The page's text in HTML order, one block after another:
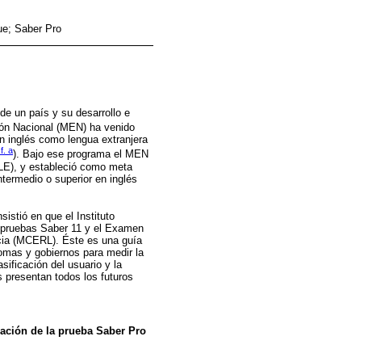
Saber Pro
un país y su desarrollo e
Nacional (MEN) ha venido
inglés como lengua extranjera
a). Bajo ese programa el MEN
y estableció como meta
o superior en inglés
en que el Instituto
Saber 11 y el Examen
(MCERL). Éste es una guía
y gobiernos para medir la
del usuario y la
presentan todos los futuros
de la prueba Saber Pro